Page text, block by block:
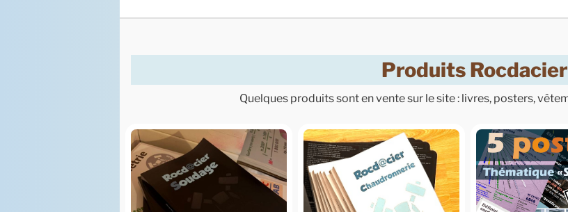
Produits Rocdacier
Quelques produits sont en vente sur le site : livres, posters,